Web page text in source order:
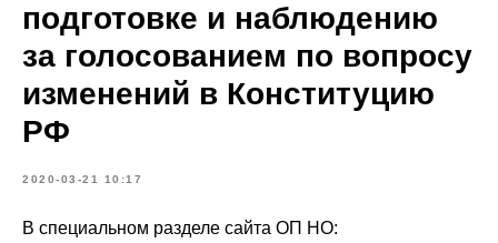
подготовке и наблюдению
за голосованием по вопросу
изменений в Конституцию
РФ
2020-03-21 10:17
В специальном разделе сайта ОП НО: